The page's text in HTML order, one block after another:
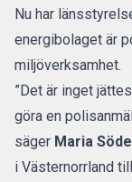
Nu har
energibolaget är
miljöverksamhet.
”Det är inget
göra en
säger Maria
i Västernorrland till